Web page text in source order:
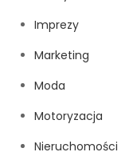
Imprezy
Marketing
Moda
Motoryzacja
Nieruchomości